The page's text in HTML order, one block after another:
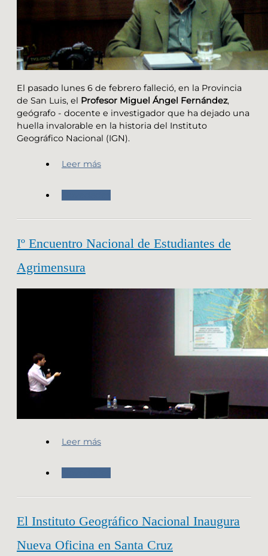
El pasado lunes 6 de febrero falleció, en la Provincia
de San Luis, el Profesor Miguel Ángel Fernández,
geógrafo - docente e investigador que ha dejado una
huella invalorable en la historia del Instituto
Geográfico Nacional (IGN).
Leer más
Iº Encuentro Nacional de Estudiantes de
Agrimensura
Leer más
El Instituto Geográfico Nacional Inaugura
Nueva Oficina en Santa Cruz